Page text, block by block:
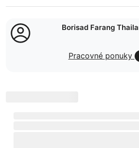
Borisad Farang
Pracovné ponuky